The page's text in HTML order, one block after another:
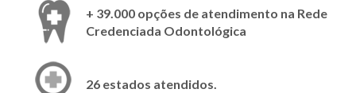
+ 39.000 opções de atendimento na Rede
Credenciada Odontológica
26 estados atendidos.